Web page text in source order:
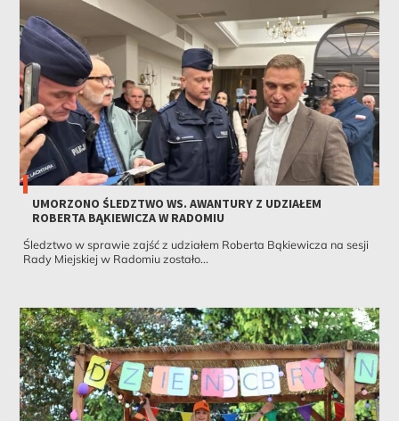
UMORZONO ŚLEDZTWO WS. AWANTURY Z UDZIAŁEM
ROBERTA BĄKIEWICZA W RADOMIU
Śledztwo w sprawie zajść z udziałem Roberta Bąkiewicza na sesji
Rady Miejskiej w Radomiu zostało...